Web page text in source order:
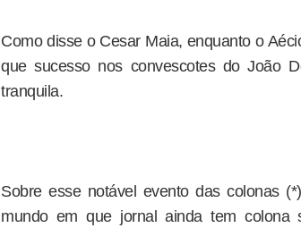
Como disse o Cesar Maia, enquanto o
que sucesso nos convescotes do
tranquila.
Sobre esse notável evento das colonas
mundo em que jornal ainda tem colona